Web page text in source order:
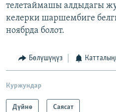
телетаймашы алдыдагы
келерки шаршембиге
ноябрда болот.
Бөлүшүңүз
Куржундар
Дүйнө Саясат